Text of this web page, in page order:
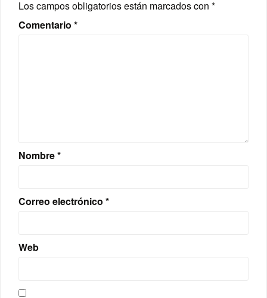
Los campos obligatorios están marcados con *
Comentario *
Nombre*
Correo electrónico *
Web